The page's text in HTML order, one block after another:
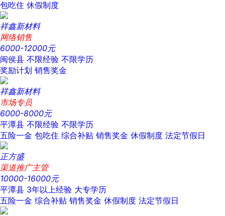
包吃住 休假制度
祥鑫新材料
网络销售
6000-12000元
闽侯县 不限经验 不限学历
奖励计划 销售奖金
祥鑫新材料
市场专员
6000-8000元
平潭县 不限经验 不限学历
五险一金 包吃住 综合补贴 销售奖金 休假制度 法定节假日
正方盛
渠道推广主管
10000-16000元
平潭县 3年以上经验 大专学历
五险一金 综合补贴 销售奖金 休假制度 法定节假日